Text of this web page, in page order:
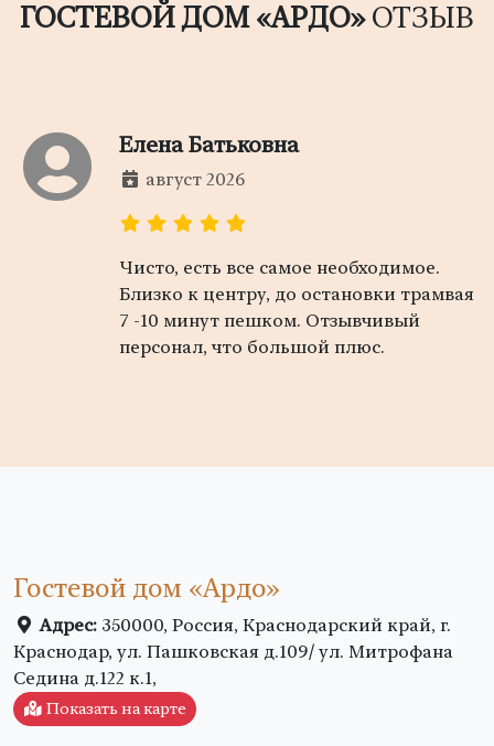
ГОСТЕВОЙ ДОМ «АРДО»ОТЗЫВ
Елена Батьковна
август 2026
Чисто, есть все самое необходимое.
Близко к центру, до остановки трамвая
7 -10 минут пешком. Отзывчивый
персонал, что большой плюс.
Гостевой дом «Ардо»
Адрес: 350000, Россия, Краснодарский край, г.
Краснодар, ул. Пашковская д.109/ ул. Митрофана
Седина д.122 к.1,
Показать на карте